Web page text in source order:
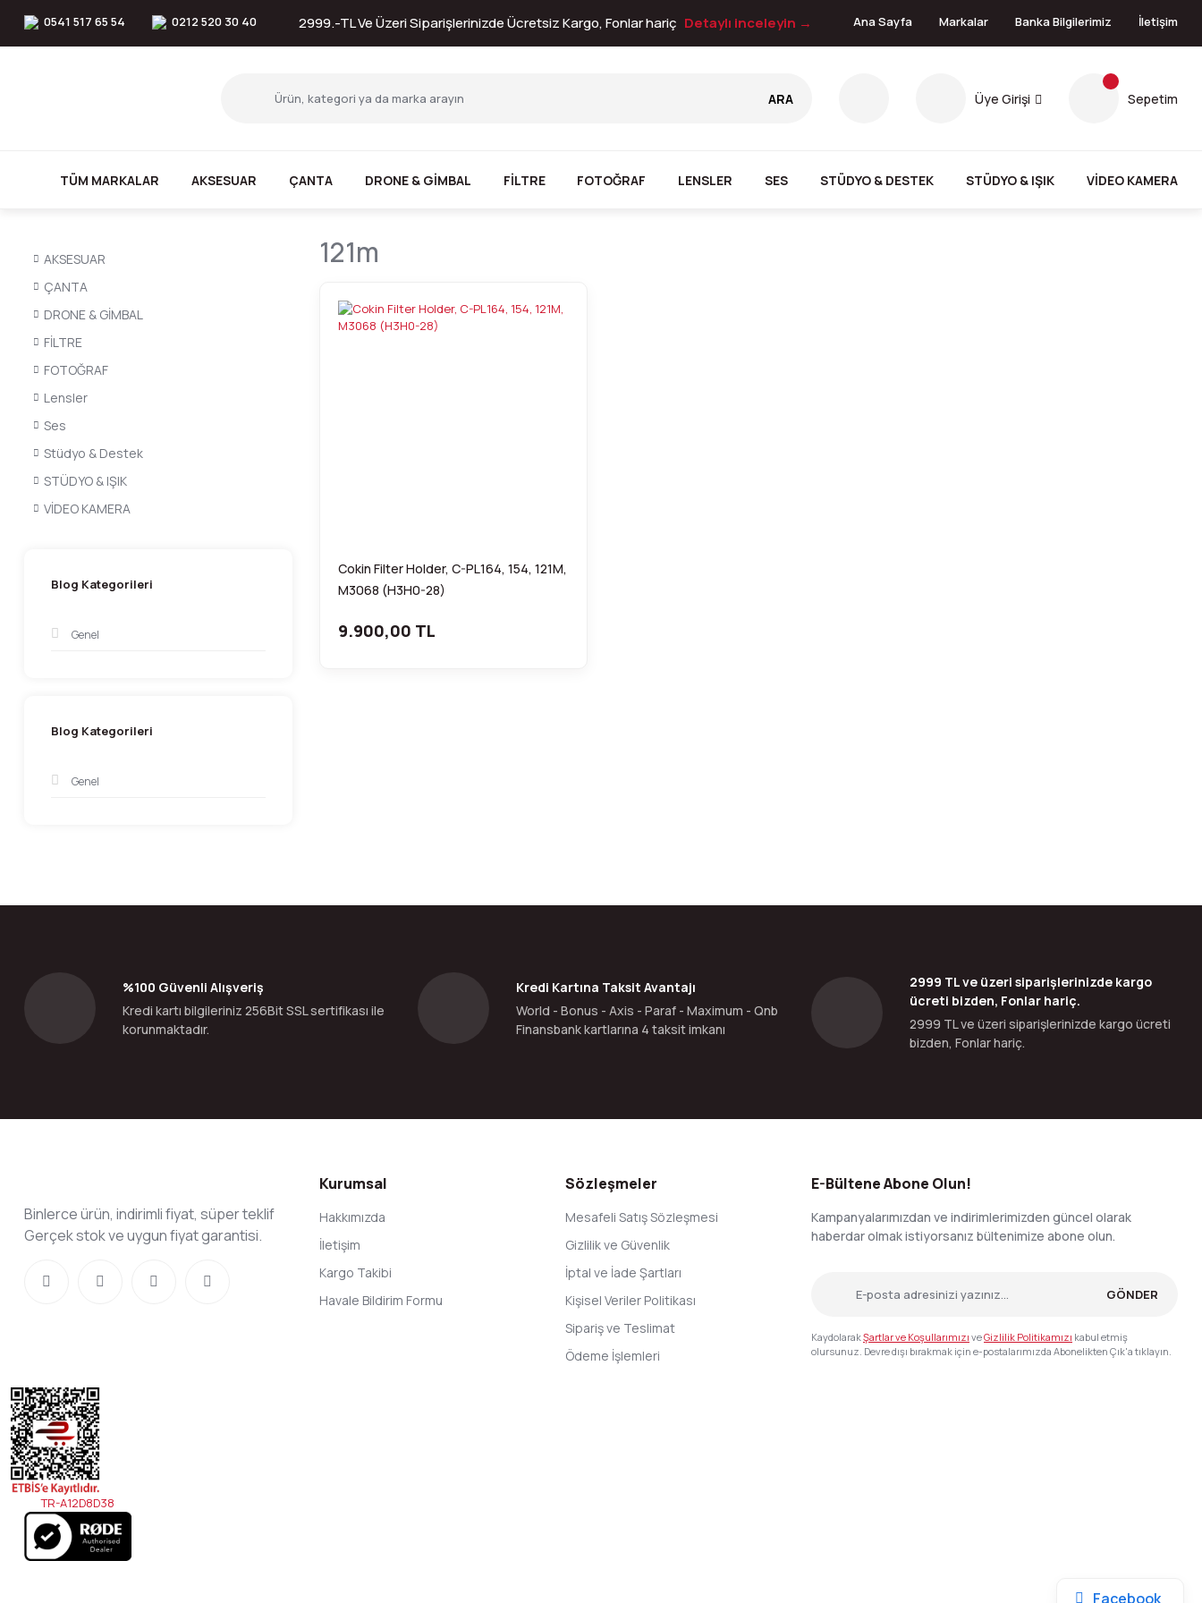
0541 517 65 54 0212 520 30 40 2999.-TL Ve Üzeri Siparişlerinizde Ücretsiz Kargo, Fonlar hariç Detaylı inceleyin → Ana Sayfa Markalar Banka Bilgilerimiz İletişim
ARA Üye Girişi Sepetim
TÜM MARKALAR AKSESUAR ÇANTA DRONE & GİMBAL FİLTRE FOTOĞRAF LENSLER SES STÜDYO & DESTEK STÜDYO & IŞIK VİDEO KAMERA
AKSESUAR
ÇANTA
DRONE & GİMBAL
FİLTRE
FOTOĞRAF
Lensler
Ses
Stüdyo & Destek
STÜDYO & IŞIK
VİDEO KAMERA
Blog Kategorileri
Genel
Blog Kategorileri
Genel
121m
Cokin Filter Holder, C-PL164, 154, 121M,
M3068 (H3H0-28)
9.900,00 TL
%100 Güvenli Alışveriş
Kredi kartı bilgileriniz 256Bit SSL sertifikası ile
korunmaktadır.
Kredi Kartına Taksit Avantajı
World - Bonus - Axis - Paraf - Maximum - Qnb
Finansbank kartlarına 4 taksit imkanı
2999 TL ve üzeri siparişlerinizde kargo
ücreti bizden, Fonlar hariç.
2999 TL ve üzeri siparişlerinizde kargo ücreti
bizden, Fonlar hariç.
Binlerce ürün, indirimli fiyat, süper teklif
Gerçek stok ve uygun fiyat garantisi.
Kurumsal
Hakkımızda
İletişim
Kargo Takibi
Havale Bildirim Formu
Sözleşmeler
Mesafeli Satış Sözleşmesi
Gizlilik ve Güvenlik
İptal ve İade Şartları
Kişisel Veriler Politikası
Sipariş ve Teslimat
Ödeme İşlemleri
E-Bültene Abone Olun!
Kampanyalarımızdan ve indirimlerimizden güncel olarak
haberdar olmak istiyorsanız bültenimize abone olun.
GÖNDER
KaydolarakŞartlar ve Koşullarımızı veGizlilik Politikamızı kabul etmiş
olursunuz. Devre dışı bırakmak için e-postalarımızda Abonelikten Çık'a tıklayın.
TR-A12D8D38
Facebook